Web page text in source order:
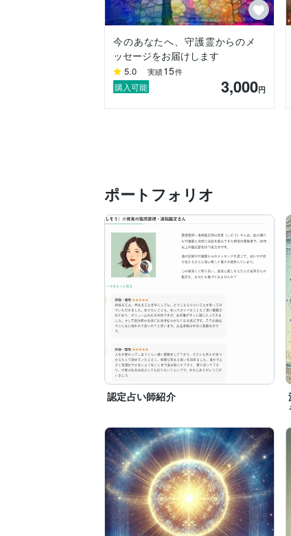
今は答えが見えなくても大丈夫です。
心が疲れきってしまった時ほど、一
守護霊様から届く小さな光を大切に
鑑定中は、あなたのエネルギーをや
を込めてお届けいたします。
親子関係、家族関係の悩み
守護霊様からのメッセージ
前世、オーラ、魂の課題
霊的なご相談
家内安全、夫婦円満の祈願
魂の整え、各種祈祷　など
【魂の整えについて】
日常生活の中で受けるストレスや、
清らかなエネルギーで満たされるこ
ご希望に応じて、守護霊様と共に行
スピリチュアルに興味を持ち始めた
「守護霊様の声をもっと感じたい」
「霊視の精度を高めたい」
など、魂の成長の道を共に歩むお話
どうか一人で抱え込まずに、心をそ
あなたが「本当の自分」として生き
きっと明日は、今日より少し良い日
真心を込めて、一つひとつ丁寧に鑑
今のあなたへ、守護霊からのメ
ッセージをお届けします
5.0 実績15件
購入可能 3,000円
ポートフォリオ
認定占い師紹介